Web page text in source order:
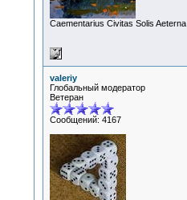
Сaementarius Civitas Solis Aeterna
valeriy
Глобальный модератор
Ветеран
Сообщений: 4167